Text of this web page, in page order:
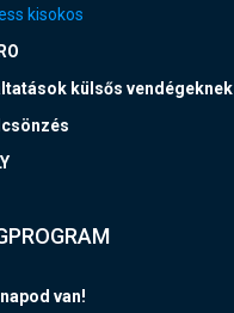
kisokos
külsős vendégeknek
van!